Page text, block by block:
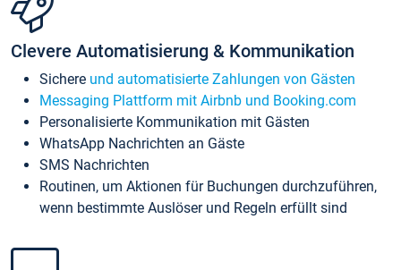
Clevere Automatisierung & Kommunikation
Sichere und automatisierte Zahlungen von Gästen
Messaging Plattform mit Airbnb und Booking.com
Personalisierte Kommunikation mit Gästen
WhatsApp Nachrichten an Gäste
SMS Nachrichten
Routinen, um Aktionen für Buchungen durchzuführen,
wenn bestimmte Auslöser und Regeln erfüllt sind